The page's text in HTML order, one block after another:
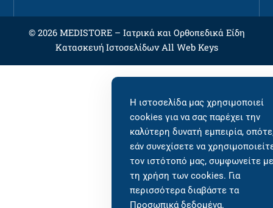
© 2026 MEDISTORE – Ιατρικά και Ορθοπεδικά Είδη
Κατασκευή ΙστοσελίδωνAll Web Keys
Η ιστοσελίδα μας χρησιμοποιεί
cookies για να σας παρέχει την
καλύτερη δυνατή εμπειρία,
εάν συνεχίσετε να
τον ιστότοπό μας, συμφωνείτε με
τη χρήση των cookies. Για
περισσότερα διαβάστε τα
Προσωπικά δεδομένα.